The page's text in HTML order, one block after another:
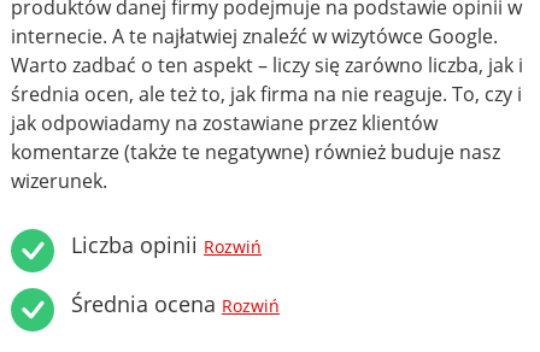
produktów danej firmy podejmuje na podstawie opinii w
internecie. A te najłatwiej znaleźć w wizytówce Google.
Warto zadbać o ten aspekt – liczy się zarówno liczba, jak i
średnia ocen, ale też to, jak firma na nie reaguje. To, czy i
jak odpowiadamy na zostawiane przez klientów
komentarze (także te negatywne) również buduje nasz
wizerunek.
Liczba opinii Rozwiń
Średnia ocena Rozwiń